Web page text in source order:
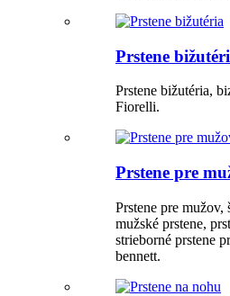
Prstene
Prstene bižutéria,
Fiorelli.
Prstene pre
Prstene pre mužov,
mužské prstene,
strieborné prstene
bennett.